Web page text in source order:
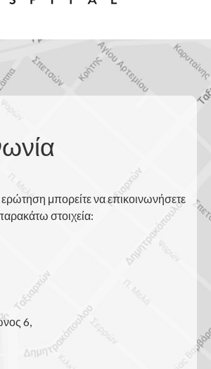
μπορείτε να επικοινωνήσετε
στοιχεία:
6,